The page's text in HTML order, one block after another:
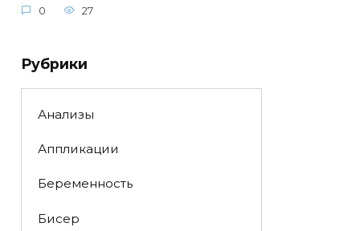
0 27
Рубрики
Анализы
Аппликации
Беременность
Бисер